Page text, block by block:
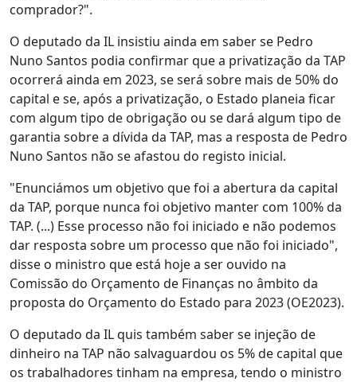
comprador?".
O deputado da IL insistiu ainda em saber se Pedro
Nuno Santos podia confirmar que a privatização da TAP
ocorrerá ainda em 2023, se será sobre mais de 50% do
capital e se, após a privatização, o Estado planeia ficar
com algum tipo de obrigação ou se dará algum tipo de
garantia sobre a dívida da TAP, mas a resposta de Pedro
Nuno Santos não se afastou do registo inicial.
"Enunciámos um objetivo que foi a abertura da capital
da TAP, porque nunca foi objetivo manter com 100% da
TAP. (...) Esse processo não foi iniciado e não podemos
dar resposta sobre um processo que não foi iniciado",
disse o ministro que está hoje a ser ouvido na
Comissão do Orçamento de Finanças no âmbito da
proposta do Orçamento do Estado para 2023 (OE2023).
O deputado da IL quis também saber se injeção de
dinheiro na TAP não salvaguardou os 5% de capital que
os trabalhadores tinham na empresa, tendo o ministro